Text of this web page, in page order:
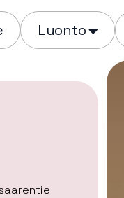
Luonto